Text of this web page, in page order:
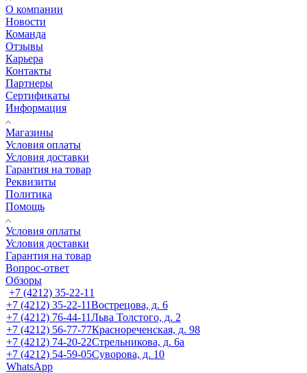
О компании
Новости
Команда
Отзывы
Карьера
Контакты
Партнеры
Сертификаты
Информация
Магазины
Условия оплаты
Условия доставки
Гарантия на товар
Реквизиты
Политика
Помощь
Условия оплаты
Условия доставки
Гарантия на товар
Вопрос-ответ
Обзоры
+7 (4212) 35-22-11
+7 (4212) 35-22-11Вострецова, д. 6
+7 (4212) 76-44-11Льва Толстого, д. 2
+7 (4212) 56-77-77Краснореченская, д. 98
+7 (4212) 74-20-22Стрельникова, д. 6а
+7 (4212) 54-59-05Суворова, д. 10
WhatsApp